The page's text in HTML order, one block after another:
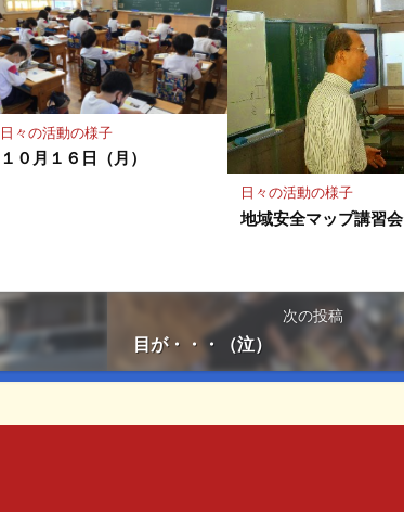
日々の活動の様子
１０月１６日（月）
日々の活動の様子
地域安全マップ講習会
次の投稿
目が・・・（泣）